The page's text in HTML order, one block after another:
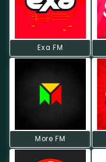
Exa FM
More FM